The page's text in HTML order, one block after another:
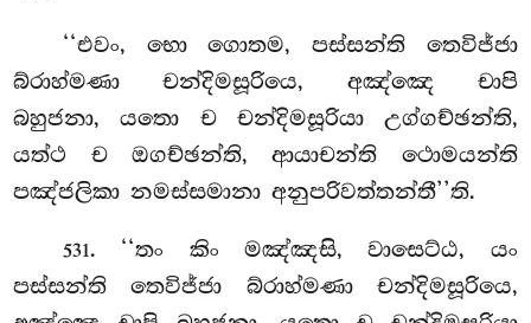
‘‘එවං, භො ගොතම, පස්සන්ති තෙවිජ්ජා
බ්රාහ්මණා චන්දිමසූරියෙ, අඤ්ඤෙ චාපි
බහුජනා, යතො ච චන්දිමසූරියා උග්ගච්ඡන්ති,
යත්ථ ච ඔගච්ඡන්ති, ආයාචන්ති ථොමයන්ති
පඤ්ජලිකා නමස්සමානා අනුපරිවත්තන්තී’’ති.
531. ‘‘තං කිං මඤ්ඤසි, වාසෙට්ඨ, යං
පස්සන්ති තෙවිජ්ජා බ්රාහ්මණා චන්දිමසූරියෙ,